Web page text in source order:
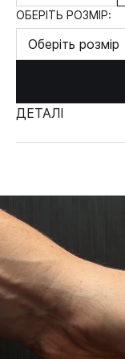
ОБЕРІТЬ РОЗМІР:
Оберіть розмір
ДЕТАЛІ